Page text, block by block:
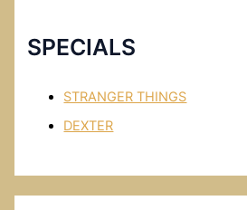
o
T
SPECIALS
STRANGER THINGS
DEXTER